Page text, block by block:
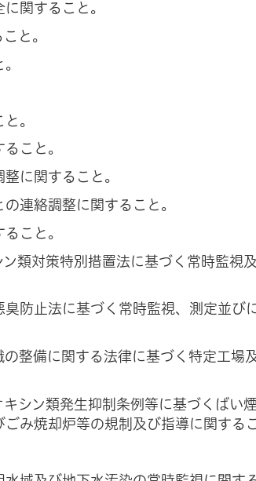
関すること。
と。
。
こと。
に関すること。
連絡調整に関すること。
こと。
類対策特別措置法に基づく常時監視
防止法に基づく常時監視、測定並び
整備に関する法律に基づく特定工場
シン類発生抑制条例等に基づくばい
み焼却炉等の規制及び指導に関する